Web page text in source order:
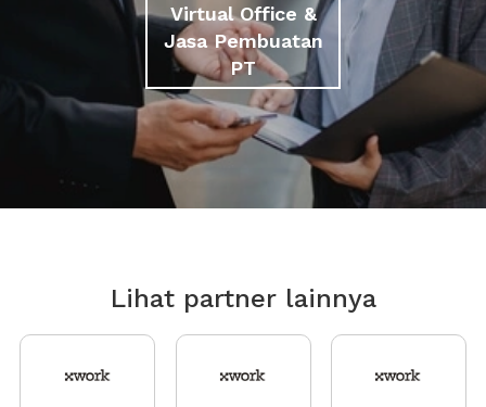
Virtual Office &
Jasa Pembuatan
PT
Lihat partner lainnya